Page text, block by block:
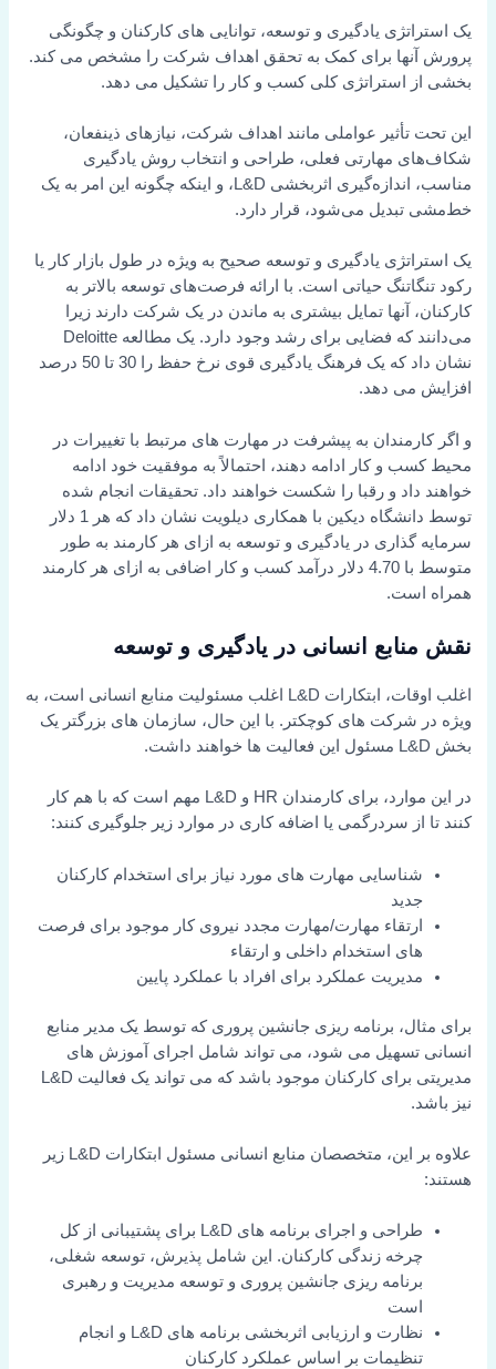
یک استراتژی یادگیری و توسعه، توانایی های کارکنان و چگونگی
پرورش آنها برای کمک به تحقق اهداف شرکت را مشخص می کند.
بخشی از استراتژی کلی کسب و کار را تشکیل می دهد.
این تحت تأثیر عواملی مانند اهداف شرکت، نیازهای ذینفعان،
شکاف‌های مهارتی فعلی، طراحی و انتخاب روش یادگیری
مناسب، اندازه‌گیری اثربخشی L&D، و اینکه چگونه این امر به یک
خط‌مشی تبدیل می‌شود، قرار دارد.
یک استراتژی یادگیری و توسعه صحیح به ویژه در طول بازار کار یا
رکود تنگاتنگ حیاتی است. با ارائه فرصت‌های توسعه بالاتر به
کارکنان، آنها تمایل بیشتری به ماندن در یک شرکت دارند زیرا
می‌دانند که فضایی برای رشد وجود دارد. یک مطالعه Deloitte
نشان داد که یک فرهنگ یادگیری قوی نرخ حفظ را 30 تا 50 درصد
افزایش می دهد.
و اگر کارمندان به پیشرفت در مهارت های مرتبط با تغییرات در
محیط کسب و کار ادامه دهند، احتمالاً به موفقیت خود ادامه
خواهند داد و رقبا را شکست خواهند داد. تحقیقات انجام شده
توسط دانشگاه دیکین با همکاری دیلویت نشان داد که هر 1 دلار
سرمایه گذاری در یادگیری و توسعه به ازای هر کارمند به طور
متوسط با 4.70 دلار درآمد کسب و کار اضافی به ازای هر کارمند
همراه است.
نقش منابع انسانی در یادگیری و توسعه
اغلب اوقات، ابتکارات L&D اغلب مسئولیت منابع انسانی است، به
ویژه در شرکت های کوچکتر. با این حال، سازمان های بزرگتر یک
بخش L&D مسئول این فعالیت ها خواهند داشت.
در این موارد، برای کارمندان HR و L&D مهم است که با هم کار
کنند تا از سردرگمی یا اضافه کاری در موارد زیر جلوگیری کنند:
شناسایی مهارت های مورد نیاز برای استخدام کارکنان
جدید
ارتقاء مهارت/مهارت مجدد نیروی کار موجود برای فرصت
های استخدام داخلی و ارتقاء
مدیریت عملکرد برای افراد با عملکرد پایین
برای مثال، برنامه ریزی جانشین پروری که توسط یک مدیر منابع
انسانی تسهیل می شود، می تواند شامل اجرای آموزش های
مدیریتی برای کارکنان موجود باشد که می تواند یک فعالیت L&D
نیز باشد.
علاوه بر این، متخصصان منابع انسانی مسئول ابتکارات L&D زیر
هستند:
طراحی و اجرای برنامه های L&D برای پشتیبانی از کل
چرخه زندگی کارکنان. این شامل پذیرش، توسعه شغلی،
برنامه ریزی جانشین پروری و توسعه مدیریت و رهبری
است
نظارت و ارزیابی اثربخشی برنامه های L&D و انجام
تنظیمات بر اساس عملکرد کارکنان